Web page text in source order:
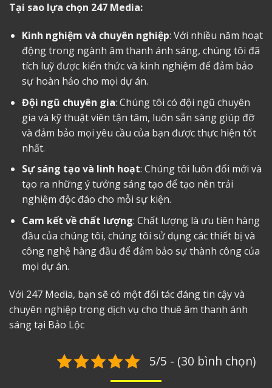
Tại sao lựa chọn 247 Media:
Kinh nghiệm và chuyên nghiệp: Với nhiều năm hoạt
động trong ngành âm thanh ánh sáng, chúng tôi đã
tích luỹ được kiến thức và kinh nghiệm để đảm bảo
sự hoàn hảo cho mọi dự án.
Đội ngũ chuyên gia: Chúng tôi có đội ngũ chuyên
gia và kỹ thuật viên tận tâm, luôn sẵn sàng giúp đỡ
và đảm bảo mọi yêu cầu của bạn được thực hiện tốt
nhất.
Sự sáng tạo và linh hoạt: Chúng tôi luôn đổi mới và
tạo ra những ý tưởng sáng tạo để tạo nên trải
nghiệm độc đáo cho mỗi sự kiện.
Cam kết về chất lượng: Chất lượng là ưu tiên hàng
đầu của chúng tôi, chúng tôi sử dụng các thiết bị và
công nghệ hàng đầu để đảm bảo sự thành công của
mọi dự án.
Với 247 Media, bạn sẽ có một đối tác đáng tin cậy và
chuyên nghiệp trong dịch vụ cho thuê âm thanh ánh
sáng tại Bảo Lộc
5/5 - (30 bình chọn)